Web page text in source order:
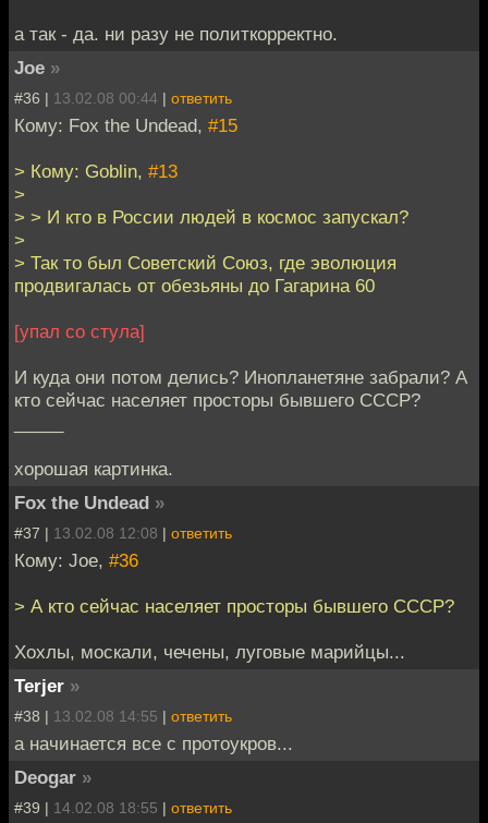
а так - да. ни разу не политкорректно.
Joe »
#36 | 13.02.08 00:44 | ответить
Кому: Fox the Undead, #15
> Кому: Goblin, #13
>
> > И кто в России людей в космос запускал?
>
> Так то был Советский Союз, где эволюция
продвигалась от обезьяны до Гагарина 60
[упал со стула]
И куда они потом делись? Инопланетяне забрали? А
кто сейчас населяет просторы бывшего СССР?
хорошая картинка.
Fox the Undead »
#37 | 13.02.08 12:08 | ответить
Кому: Joe, #36
> А кто сейчас населяет просторы бывшего СССР?
Хохлы, москали, чечены, луговые марийцы...
Terjer »
#38 | 13.02.08 14:55 | ответить
а начинается все с протоукров...
Deogar »
#39 | 14.02.08 18:55 | ответить